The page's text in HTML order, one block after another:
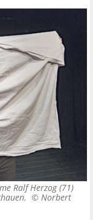
Ralf Herzog (71)
© Norbert